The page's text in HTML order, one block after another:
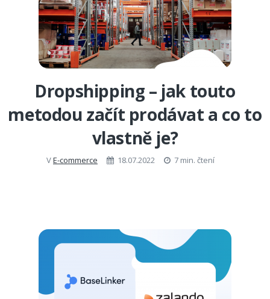
Dropshipping – jak touto
metodou začít prodávat a co to
vlastně je?
VE-commerce 18.07.2022 7 min. čtení